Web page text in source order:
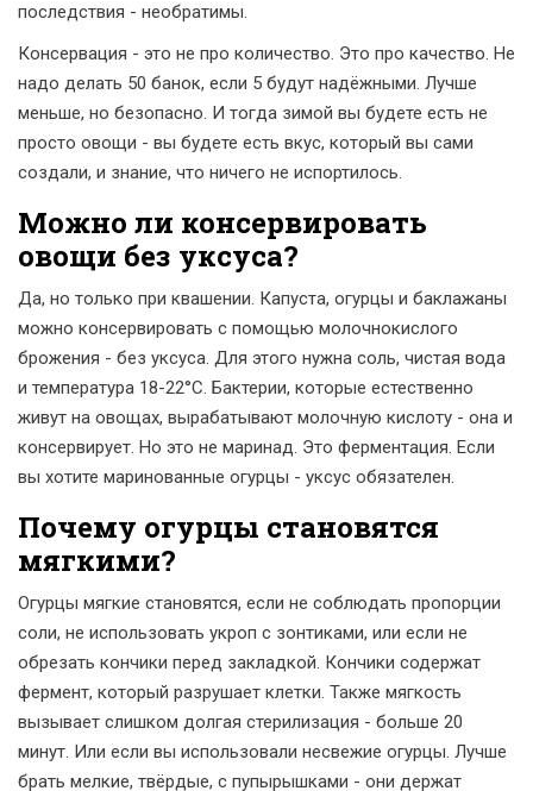
последствия - необратимы.
Консервация - это не про количество. Это про качество. Не
надо делать 50 банок, если 5 будут надёжными. Лучше
меньше, но безопасно. И тогда зимой вы будете есть не
просто овощи - вы будете есть вкус, который вы сами
создали, и знание, что ничего не испортилось.
Можно ли консервировать
овощи без уксуса?
Да, но только при квашении. Капуста, огурцы и баклажаны
можно консервировать с помощью молочнокислого
брожения - без уксуса. Для этого нужна соль, чистая вода
и температура 18-22°C. Бактерии, которые естественно
живут на овощах, вырабатывают молочную кислоту - она и
консервирует. Но это не маринад. Это ферментация. Если
вы хотите маринованные огурцы - уксус обязателен.
Почему огурцы становятся
мягкими?
Огурцы мягкие становятся, если не соблюдать пропорции
соли, не использовать укроп с зонтиками, или если не
обрезать кончики перед закладкой. Кончики содержат
фермент, который разрушает клетки. Также мягкость
вызывает слишком долгая стерилизация - больше 20
минут. Или если вы использовали несвежие огурцы. Лучше
брать мелкие, твёрдые, с пупырышками - они держат